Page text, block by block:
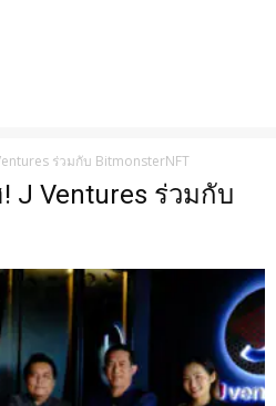
ร่วมกับ BitmonsterNFT
J Ventures ร่วมกับ